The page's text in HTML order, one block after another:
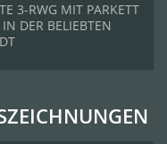
3-RWG MIT PARKETT
DER BELIEBTEN